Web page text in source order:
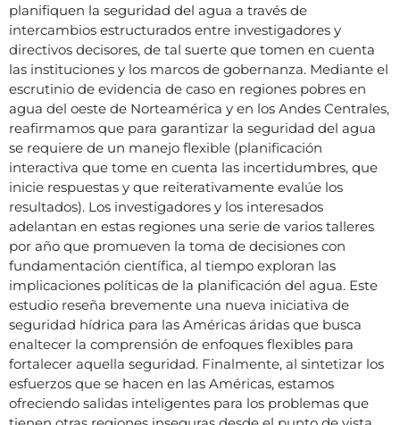
planifiquen la seguridad del agua a través de
intercambios estructurados entre investigadores y
directivos decisores, de tal suerte que tomen en cuenta
las instituciones y los marcos de gobernanza. Mediante el
escrutinio de evidencia de caso en regiones pobres en
agua del oeste de Norteamérica y en los Andes Centrales,
reafirmamos que para garantizar la seguridad del agua
se requiere de un manejo flexible (planificación
interactiva que tome en cuenta las incertidumbres, que
inicie respuestas y que reiterativamente evalúe los
resultados). Los investigadores y los interesados
adelantan en estas regiones una serie de varios talleres
por año que promueven la toma de decisiones con
fundamentación científica, al tiempo exploran las
implicaciones políticas de la planificación del agua. Este
estudio reseña brevemente una nueva iniciativa de
seguridad hídrica para las Américas áridas que busca
enaltecer la comprensión de enfoques flexibles para
fortalecer aquella seguridad. Finalmente, al sintetizar los
esfuerzos que se hacen en las Américas, estamos
ofreciendo salidas inteligentes para los problemas que